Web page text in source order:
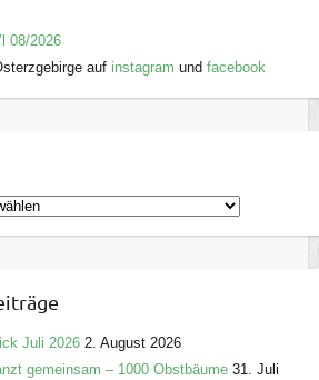
08/2026
auf instagram und facebook
Juli 2026 2. August 2026
gemeinsam – 1000 Obstbäume 31. Juli